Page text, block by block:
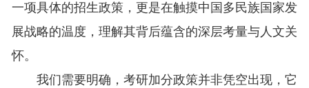
一项具体的招生政策，更是在触摸中国多民族国家发
展战略的温度，理解其背后蕴含的深层考量与人文关
怀。
我们需要明确，考研加分政策并非凭空出现，它